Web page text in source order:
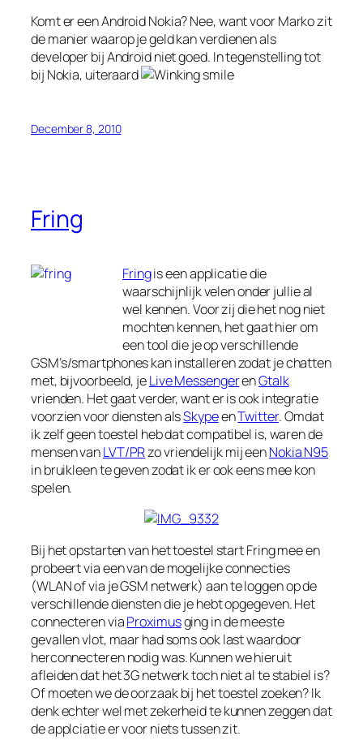
Komt er een Android Nokia? Nee, want voor Marko zit
de manier waarop je geld kan verdienen als
developer bij Android niet goed. In tegenstelling tot
bij Nokia, uiteraard
December 8, 2010
Fring
Fringis een applicatie die
waarschijnlijk velen onder jullie al
wel kennen. Voor zij die het nog niet
mochten kennen, het gaat hier om
een tool die je op verschillende
GSM’s/smartphones kan installeren zodat je chatten
met, bijvoorbeeld, jeLive MessengerenGtalk
vrienden. Het gaat verder, want er is ook integratie
voorzien voor diensten alsSkypeenTwitter. Omdat
ik zelf geen toestel heb dat compatibel is, waren de
mensen vanLVT/PRzo vriendelijk mij eenNokia N95
in bruikleen te geven zodat ik er ook eens mee kon
spelen.
Bij het opstarten van het toestel start Fring mee en
probeert via een van de mogelijke connecties
(WLAN of via je GSM netwerk) aan te loggen op de
verschillende diensten die je hebt opgegeven. Het
connecteren viaProximusging in de meeste
gevallen vlot, maar had soms ook last waardoor
herconnecteren nodig was. Kunnen we hieruit
afleiden dat het 3G netwerk toch niet al te stabiel is?
Of moeten we de oorzaak bij het toestel zoeken? Ik
denk echter wel met zekerheid te kunnen zeggen dat
de applciatie er voor niets tussen zit.